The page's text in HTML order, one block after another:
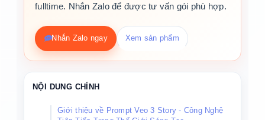
fulltime. Nhắn Zalo để được tư vấn gói phù hợp.
Nhắn Zalo ngay Xem sản phẩm
NỘI DUNG CHÍNH
Giới thiệu về Prompt Veo 3 Story - Công Nghệ